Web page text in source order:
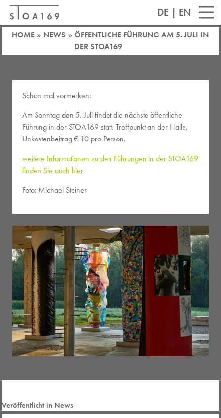
DE | EN
HOME » NEWS » ÖFFENTLICHE FÜHRUNG AM 5. JULI IN
DER STOA169
Schon mal vormerken:
Am Sonntag den 5. Juli findet die nächste öffentliche
Führung in der STOA169 statt. Treffpunkt an der Halle,
Unkostenbeitrag € 10 pro Person.
weitere Informationen zu den Führungen in der STOA169
finden Sie auch hier
Foto: Michael Steiner
Veröffentlicht in News